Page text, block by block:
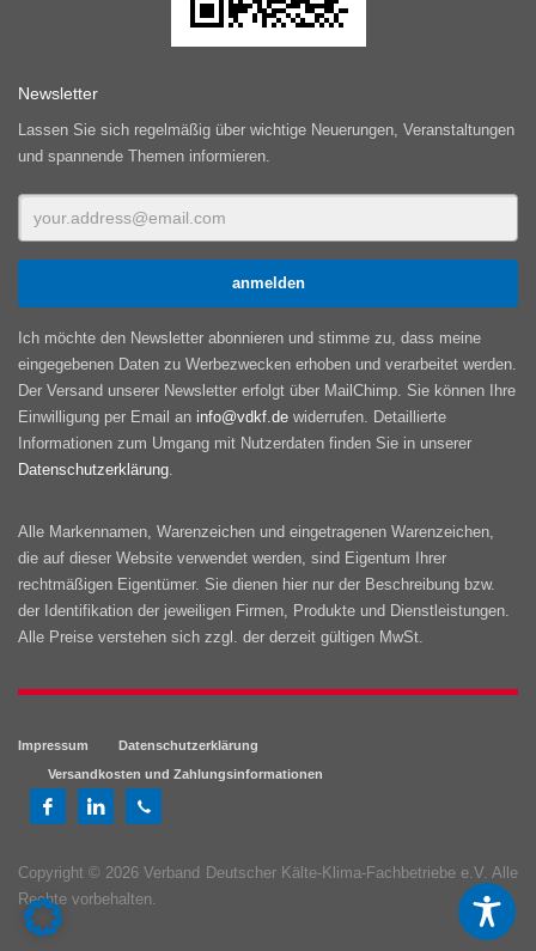
Newsletter
Lassen Sie sich regelmäßig über wichtige Neuerungen, Veranstaltungen
und spannende Themen informieren.
Ich möchte den Newsletter abonnieren und stimme zu, dass meine
eingegebenen Daten zu Werbezwecken erhoben und verarbeitet werden.
Der Versand unserer Newsletter erfolgt über MailChimp. Sie können Ihre
Einwilligung per Email an info@vdkf.de widerrufen. Detaillierte
Informationen zum Umgang mit Nutzerdaten finden Sie in unserer
Datenschutzerklärung.
Alle Markennamen, Warenzeichen und eingetragenen Warenzeichen,
die auf dieser Website verwendet werden, sind Eigentum Ihrer
rechtmäßigen Eigentümer. Sie dienen hier nur der Beschreibung bzw.
der Identifikation der jeweiligen Firmen, Produkte und Dienstleistungen.
Alle Preise verstehen sich zzgl. der derzeit gültigen MwSt.
Impressum
Datenschutzerklärung
Versandkosten und Zahlungsinformationen
Copyright © 2026 Verband Deutscher Kälte-Klima-Fachbetriebe e.V. Alle
Rechte vorbehalten.